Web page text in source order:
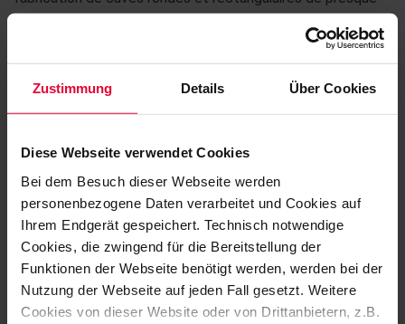
Zustimmung Details Über Cookies
Diese Webseite verwendet Cookies
Bei dem Besuch dieser Webseite werden
personenbezogene Daten verarbeitet und Cookies auf
Ihrem Endgerät gespeichert. Technisch notwendige
Cookies, die zwingend für die Bereitstellung der
Funktionen der Webseite benötigt werden, werden bei der
Nutzung der Webseite auf jeden Fall gesetzt. Weitere
Cookies von dieser Website oder von Drittanbietern, z.B.
KERA®
Le thermodurcissable KERA® est une masse façonnable
qui permet des options de conception presque illimitées.
KERA® peut être utilisé entre autres pour les colonnes, les
réservoirs et les conduites. En outre, ce matériau à base de
résine phénolique a fait ses preuves dans les absorbeurs,
les plateaux à cloches et les plateaux Thormann, ainsi que